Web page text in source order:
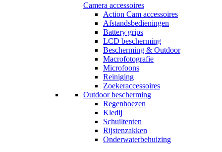
Camera accessoires
Action Cam accessoires
Afstandsbedieningen
Battery grips
LCD bescherming
Bescherming & Outdoor
Macrofotografie
Microfoons
Reiniging
Zoekeraccessoires
Outdoor bescherming
Regenhoezen
Kledij
Schuiltenten
Rijstenzakken
Onderwaterbehuizing